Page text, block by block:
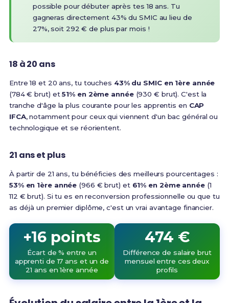
possible pour débuter après tes 18 ans. Tu
gagneras directement 43% du SMIC au lieu de
27%, soit 292 € de plus par mois !
18 à 20 ans
Entre 18 et 20 ans, tu touches 43% du SMIC en 1ère année
(784 € brut) et51% en 2ème année(930 € brut). C'est la
tranche d'âge la plus courante pour les apprentis en CAP
IFCA, notamment pour ceux qui viennent d'un bac général ou
technologique et se réorientent.
21 ans et plus
À partir de 21 ans, tu bénéficies des meilleurs pourcentages :
53% en 1ère année (966 € brut) et 61% en 2ème année(1
112 € brut). Si tu es en reconversion professionnelle ou que tu
as déjà un premier diplôme, c'est un vrai avantage financier.
+16 points
Écart de % entre un
apprenti de 17 ans et un de
21 ans en 1ère année
474 €
Différence de salaire brut
mensuel entre ces deux
profils